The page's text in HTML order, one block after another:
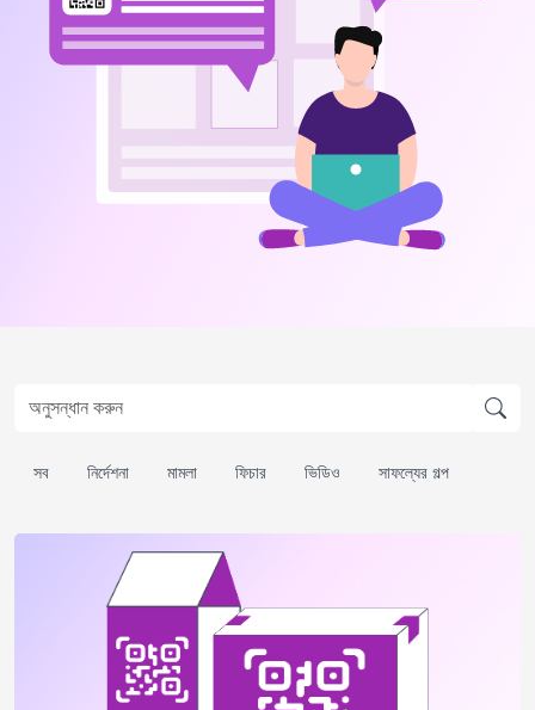
সব নির্দেশনা মামলা ফিচার ভিডিও সাফল্যের গল্প